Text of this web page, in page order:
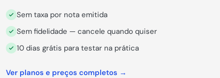
Sem taxa por nota emitida
Sem fidelidade — cancele quando quiser
10 dias grátis para testar na prática
Ver planos e preços completos →